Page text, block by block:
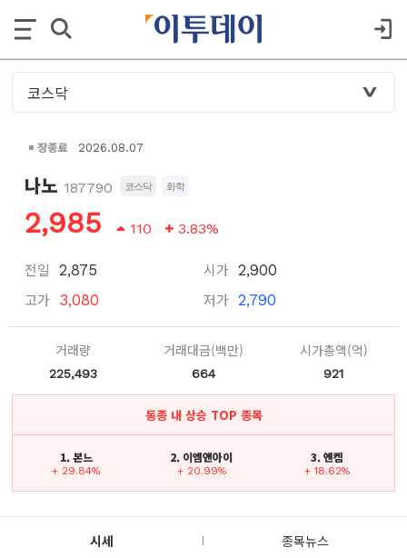
장종료 2026.08.07
나노 187790 코스닥 화학
2,985 110 3.83%
전일 2,875
고가 3,080
시가 2,900
저가 2,790
거래량
225,493
거래대금(백만)
664
시가총액(억)
921
동종 내 상승 TOP 종목
1. 본느
+ 29.84%
2. 이엠앤아이
+ 20.99%
3. 엔켐
+ 18.62%
시세 종목뉴스